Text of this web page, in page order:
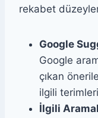
rekabet
Google
Google
çıkan
ilgili
İlgili